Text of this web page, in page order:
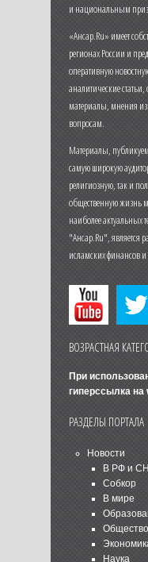
и национальным
«Ансар.Ru» имеет
регионах России и
оперативную
аналитические
материалы, мнения
вопросам.
Материалы,
самую широкую
религиозную, так и
общественную жизнь
наиболее актуальных
"Ансар.Ru", является
исламских финансов
ВОЗРАСТНАЯ
При
гиперссылка на
РАЗДЕЛЫ ПОРТАЛА
Новости
В РФ и
Собкор
В мире
Общество
Наука